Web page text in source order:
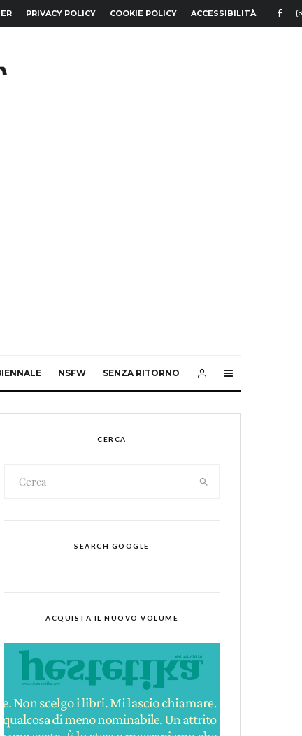
PRIVACY POLICY COOKIE POLICY ACCESSIBILITÀ
NSFW SENZA RITORNO
CERCA
SEARCH GOOGLE
ACQUISTA IL NUOVO VOLUME